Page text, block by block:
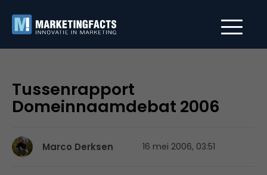
Tussenrapport
Domeinnaamdebat 2006
Marco Derksen 16 mei 2006, 03:51